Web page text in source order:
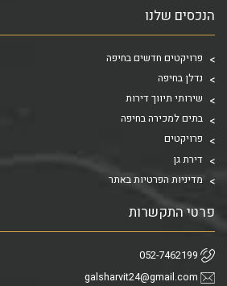
הנכסים שלנו
פרויקטים חדשים בחיפה
נדלן בחיפה
שירותי תיווך דירות
בתים למכירה בחיפה
פרויקטים
דירת גן
מדיניות הפרטיות באתר
פרטי התקשרות
052-7462199
galsharvit24@gmail.com